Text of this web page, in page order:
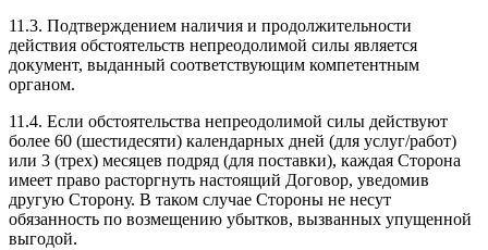
11.3. Подтверждением наличия и продолжительности
действия обстоятельств непреодолимой силы является
документ, выданный соответствующим компетентным
органом.
11.4. Если обстоятельства непреодолимой силы действуют
более 60 (шестидесяти) календарных дней (для услуг/работ)
или 3 (трех) месяцев подряд (для поставки), каждая Сторона
имеет право расторгнуть настоящий Договор, уведомив
другую Сторону. В таком случае Стороны не несут
обязанность по возмещению убытков, вызванных упущенной
выгодой.